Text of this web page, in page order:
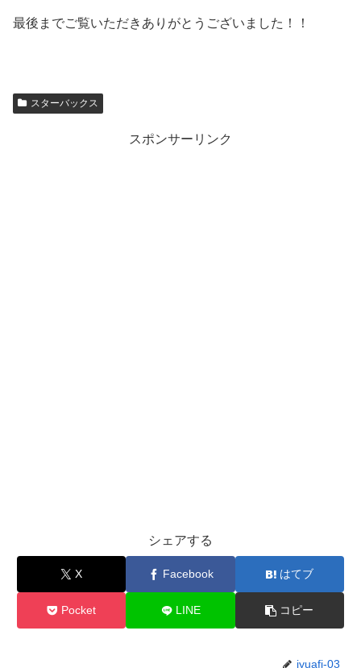
最後までご覧いただきありがとうございました！！
スターバックス
スポンサーリンク
シェアする
X Facebook はてブ
Pocket LINE コピー
jyuafi-03